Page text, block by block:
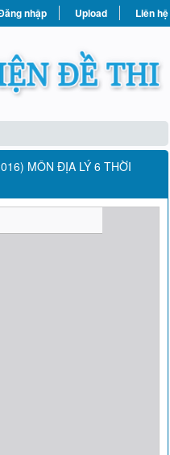
nhập Upload Liên hệ
MÔN ĐỊA LÝ 6 THỜI